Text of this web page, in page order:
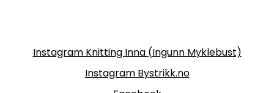
Instagram Knitting Inna (Ingunn Myklebust)
Instagram Bystrikk.no